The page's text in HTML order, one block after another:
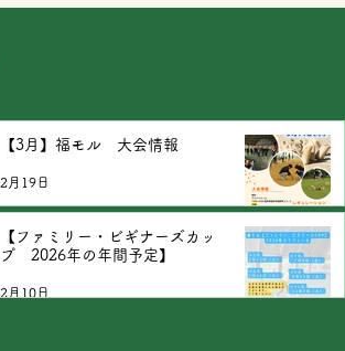
【3月】福モル 大会情報
2月19日
【ファミリー・ビギナーズカッ
プ 2026年の年間予定】
2月10日